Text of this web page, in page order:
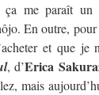
ça me paraît un
En outre,
et que je
, d’Erica
mais